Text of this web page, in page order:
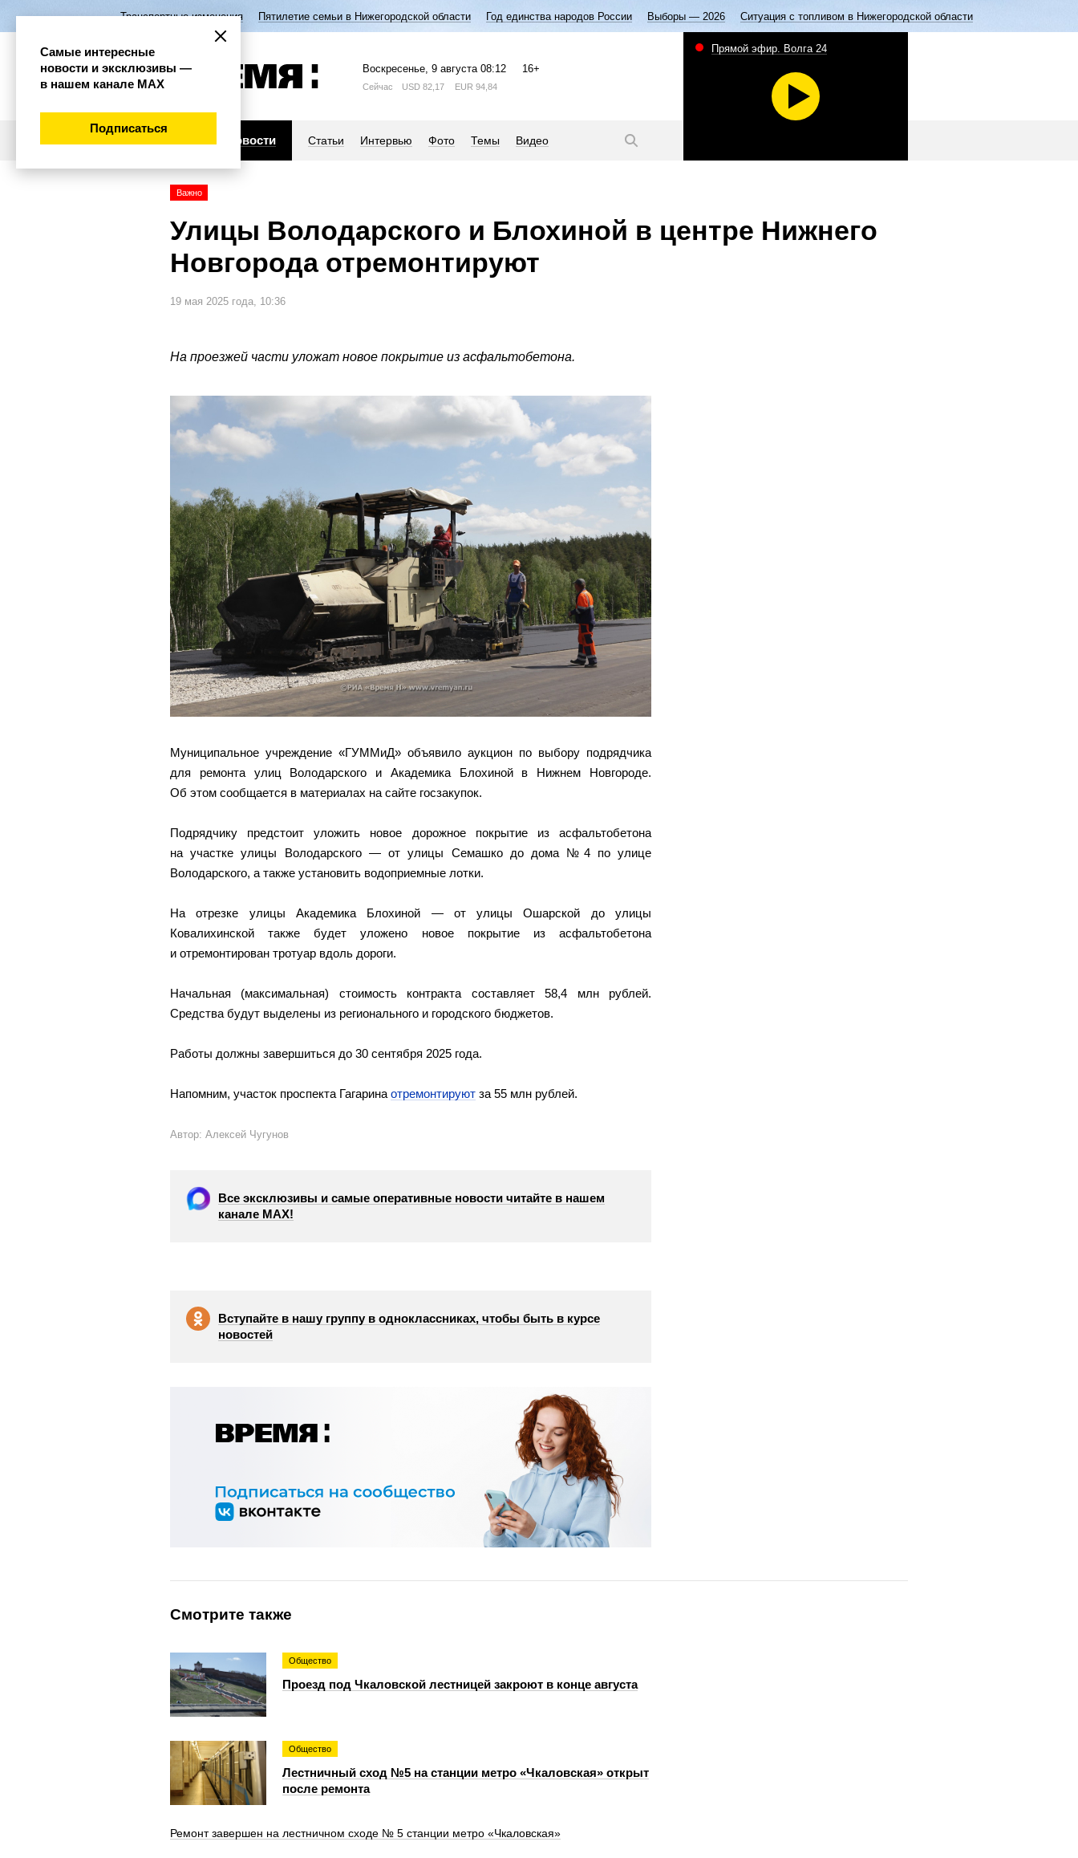
Транспортные изменения Пятилетие семьи в Нижегородской области Год единства народов России Выборы — 2026 Ситуация с топливом в Нижегородской области
Воскресенье, 9 августа 08:12 16+
Сейчас USD 82,17 EUR 94,84
Новости Статьи Интервью Фото Темы Видео
Прямой эфир. Волга 24
Важно
Улицы Володарского и Блохиной в центре Нижнего
Новгорода отремонтируют
19 мая 2025 года, 10:36
На проезжей части уложат новое покрытие из асфальтобетона.
Муниципальное учреждение «ГУММиД» объявило аукцион по выбору подрядчика
для ремонта улиц Володарского и Академика Блохиной в Нижнем Новгороде.
Об этом сообщается в материалах на сайте госзакупок.
Подрядчику предстоит уложить новое дорожное покрытие из асфальтобетона
на участке улицы Володарского — от улицы Семашко до дома №4 по улице
Володарского, а также установить водоприемные лотки.
На отрезке улицы Академика Блохиной — от улицы Ошарской до улицы
Ковалихинской также будет уложено новое покрытие из асфальтобетона
и отремонтирован тротуар вдоль дороги.
Начальная (максимальная) стоимость контракта составляет 58,4 млн рублей.
Средства будут выделены из регионального и городского бюджетов.
Работы должны завершиться до 30 сентября 2025 года.
Напомним, участок проспекта Гагарина отремонтируют за 55 млн рублей.
Автор: Алексей Чугунов
Все эксклюзивы и самые оперативные новости читайте в нашем
канале МАХ!
Вступайте в нашу группу в одноклассниках, чтобы быть в курсе
новостей
Смотрите также
Общество
Проезд под Чкаловской лестницей закроют в конце августа
Общество
Лестничный сход №5 на станции метро «Чкаловская» открыт
после ремонта
Ремонт завершен на лестничном сходе № 5 станции метро «Чкаловская»
Самые интересные
новости и эксклюзивы —
в нашем канале МАХ
Подписаться